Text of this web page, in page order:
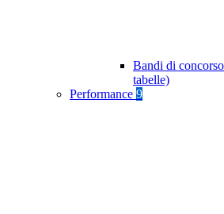
Bandi di
tabelle)
Performance 9